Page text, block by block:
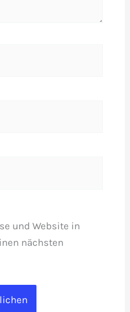
und Website in
nächsten